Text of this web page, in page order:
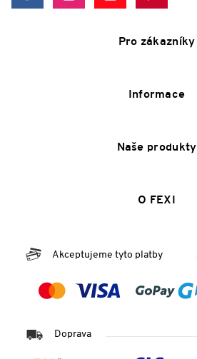
Pro zákazníky
Informace
Naše produkty
O FEXI
Akceptujeme tyto platby
Doprava